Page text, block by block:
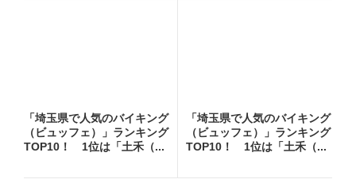
「埼玉県で人気のバイキング
（ビュッフェ）」ランキング
TOP10！ 1位は「土禾（...
「埼玉県で人気のバイキング
（ビュッフェ）」ランキング
TOP10！ 1位は「土禾（...